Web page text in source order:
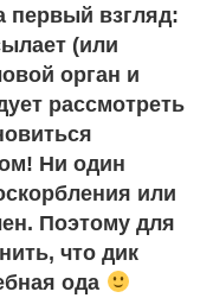
первый взгляд:
(или
орган и
рассмотреть
Ни один
или
Поэтому для
что дик
ода